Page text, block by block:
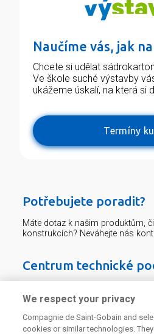
Naučíme vás, jak
Chcete si udělat
Ve škole suché výstavby
ukážeme úskalí, na která si
Termíny
Potřebujete poradit?
Máte dotaz k našim produktům,
konstrukcích? Neváhejte nás
Centrum technické
226 292 224 Zaslat dotaz
We respect your privacy
Compagnie de Saint-Gobain and
cookies or similar technologies.